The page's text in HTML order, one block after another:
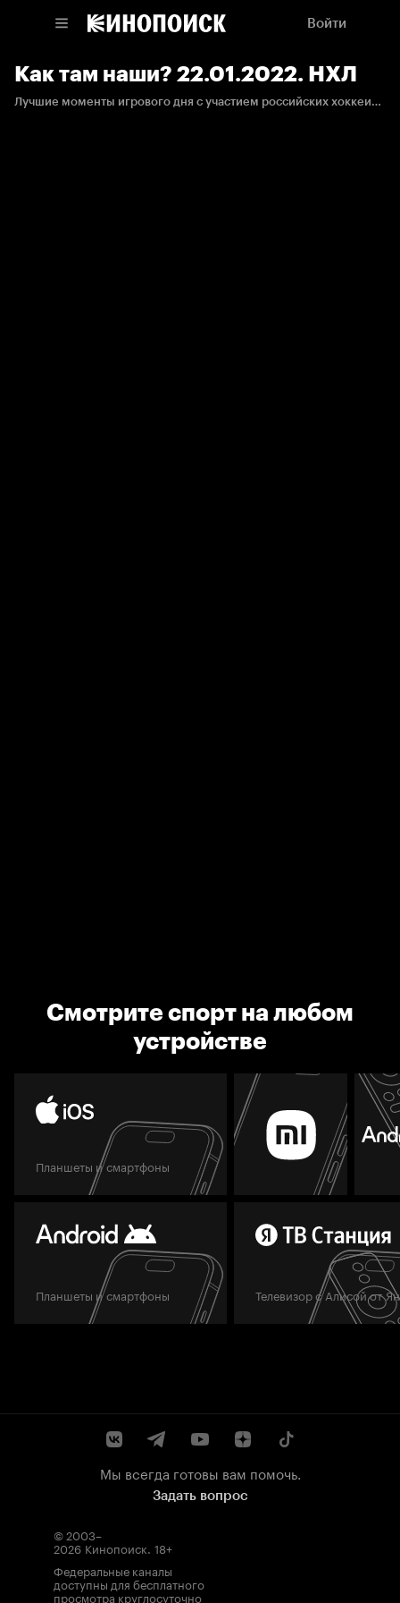
Войти
Как там наши? 22.01.2022. НХЛ
Лучшие моменты игрового дня с участием российских хоккеистов в НХЛ.
Смотрите спорт на любом
устройстве
Планшеты и смартфоны
Планшеты и смартфоны Телевизор с Алисой от
Мы всегда готовы вам помочь.
Задать вопрос
© 2003–
2026 Кинопоиск. 18+
Федеральные каналы
доступны для бесплатного
просмотра круглосуточно